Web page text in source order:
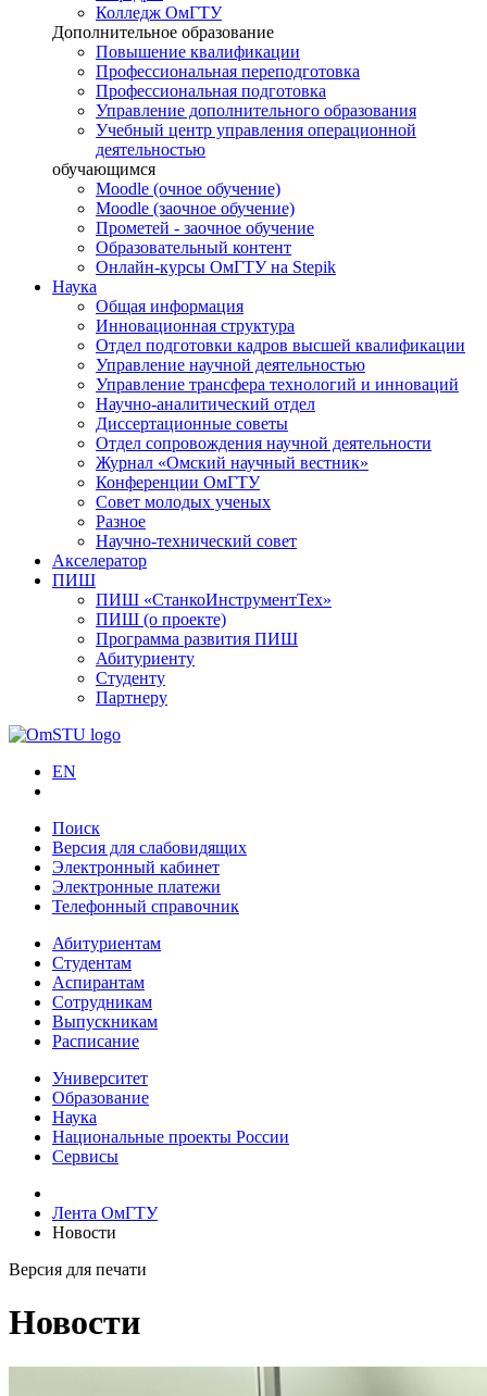
Колледж ОмГТУ
Дополнительное образование
Повышение квалификации
Профессиональная переподготовка
Профессиональная подготовка
Управление дополнительного образования
Учебный центр управления операционной
деятельностью
обучающимся
Moodle (очное обучение)
Moodle (заочное обучение)
Прометей - заочное обучение
Образовательный контент
Онлайн-курсы ОмГТУ на Stepik
Наука
Общая информация
Инновационная структура
Отдел подготовки кадров высшей квалификации
Управление научной деятельностью
Управление трансфера технологий и инноваций
Научно-аналитический отдел
Диссертационные советы
Отдел сопровождения научной деятельности
Журнал «Омский научный вестник»
Конференции ОмГТУ
Совет молодых ученых
Разное
Научно-технический совет
Акселератор
ПИШ
ПИШ «СтанкоИнструментТех»
ПИШ (о проекте)
Программа развития ПИШ
Абитуриенту
Студенту
Партнеру
EN
Поиск
Версия для слабовидящих
Электронный кабинет
Электронные платежи
Телефонный справочник
Абитуриентам
Студентам
Аспирантам
Сотрудникам
Выпускникам
Расписание
Университет
Образование
Наука
Национальные проекты России
Сервисы
Лента ОмГТУ
Новости
Версия для печати
Новости